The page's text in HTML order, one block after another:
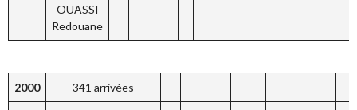
OUASSI
Redouane
2000 341 arrivées